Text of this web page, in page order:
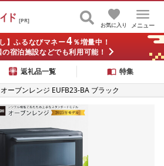
[PR]
メニュー
お気に入り
】ふるなびマネー4％増量中！
宿泊施設などでも利用可能！
返礼品一覧
特集
ーブンレンジ EUFB23-BA ブラック